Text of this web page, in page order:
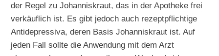
der Regel zu Johanniskraut, das in der Apotheke frei
verkäuflich ist. Es gibt jedoch auch rezeptpflichtige
Antidepressiva, deren Basis Johanniskraut ist. Auf
jeden Fall sollte die Anwendung mit dem Arzt